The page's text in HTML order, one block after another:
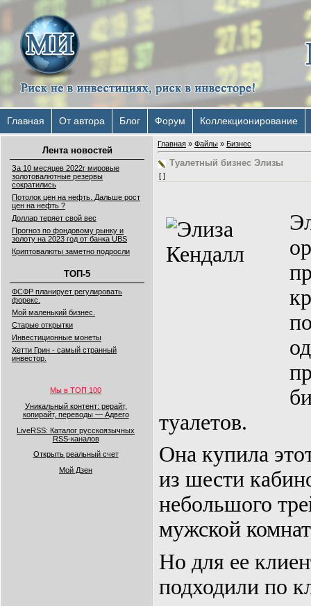
Главная От автора Блог Форум Коллекционирование
Лента новостей
За 10 месяцев 2022г мировые
золотовалютные резервы
сократились
Потолок цен на нефть. Дальше рост
цен на нефть ?
Доллар теряет свой вес
Прогноз по фондовому рынку и
золоту на 2023 год от банка UBS
Криптовалюты заметно подросли
ТОП-5
ФСФР планирует регулировать
форекс.
Мой маленький бизнес.
Старые открытки
Инвестиционные монеты
Хетти Грин - самый странный
инвестор.
Мы в ТОП 100
Уникальный контент: рерайт,
копирайт, переводы — Адвего
LiveRSS: Каталог русскоязычных
RSS-каналов
Открыть реальный счет
Мой Дзен
Главная » Файлы » Бизнес
Туалетный бизнес Элизы
[ ]
туалетов.
Она купила
из шести
небольшого
мужской
Но для ее
подходили по